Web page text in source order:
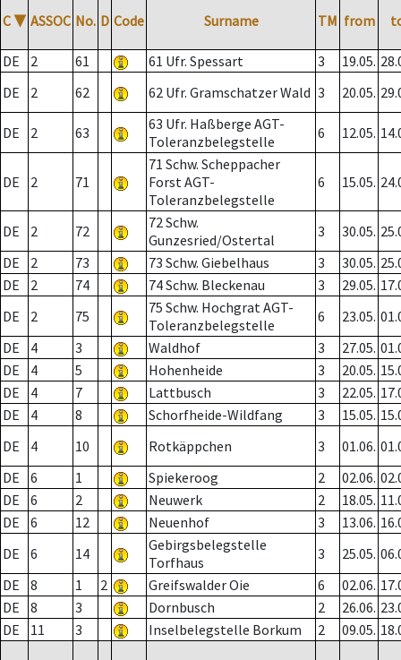
C ▼ ASSOC No. D Code Surname TM from
DE 2 61 61 Ufr. Spessart 3 19.05.
DE
2 62 62 Ufr. Gramschatzer Wald 3 20.05.
DE 2 63
63 Ufr. Haßberge AGT-
Toleranzbelegstelle
6 12.05.
DE 2 71
71 Schw. Scheppacher
Forst AGT-
Toleranzbelegstelle
6 15.05.
DE 2 72
72 Schw.
Gunzesried/Ostertal
3 30.05.
DE
2 73 73 Schw. Giebelhaus 3 30.05.
DE
2 74 74 Schw. Bleckenau 3 29.05.
DE
2 75
75 Schw. Hochgrat AGT-
Toleranzbelegstelle
6 23.05.
DE
4 3 Waldhof 3 27.05.
DE
4 5 Hohenheide 3 20.05.
DE
4 7 Lattbusch 3 22.05.
DE
4 8 Schorfheide-Wildfang 3 15.05.
DE
4 10 Rotkäppchen 3 01.06.
DE
6 1 Spiekeroog 2 02.06.
DE
6 2 Neuwerk 2 18.05.
DE
6 12 Neuenhof 3 13.06.
DE
6 14
Gebirgsbelegstelle
Torfhaus
3 25.05.
DE
8 1 2 Greifswalder Oie 6 02.06.
DE
8 3 Dornbusch 2 26.06.
DE
11 3 Inselbelegstelle Borkum 2 09.05.